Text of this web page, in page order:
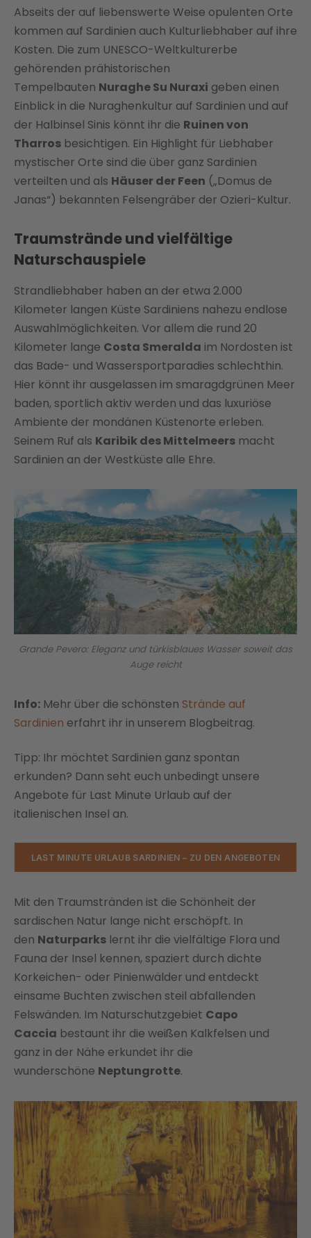
Abseits der auf liebenswerte Weise opulenten Orte
kommen auf Sardinien auch Kulturliebhaber auf ihre
Kosten. Die zum UNESCO-Weltkulturerbe
gehörenden prähistorischen
Tempelbauten Nuraghe Su Nuraxi geben einen
Einblick in die Nuraghenkultur auf Sardinien und auf
der Halbinsel Sinis könnt ihr die Ruinen von
Tharros besichtigen. Ein Highlight für Liebhaber
mystischer Orte sind die über ganz Sardinien
verteilten und als Häuser der Feen („Domus de
Janas“) bekannten Felsengräber der Ozieri-Kultur.
Traumstrände und vielfältige
Naturschauspiele
Strandliebhaber haben an der etwa 2.000
Kilometer langen Küste Sardiniens nahezu endlose
Auswahlmöglichkeiten. Vor allem die rund 20
Kilometer lange Costa Smeralda im Nordosten ist
das Bade- und Wassersportparadies schlechthin.
Hier könnt ihr ausgelassen im smaragdgrünen Meer
baden, sportlich aktiv werden und das luxuriöse
Ambiente der mondänen Küstenorte erleben.
Seinem Ruf als Karibik des Mittelmeers macht
Sardinien an der Westküste alle Ehre.
Grande Pevero: Eleganz und türkisblaues Wasser soweit das
Auge reicht
Info: Mehr über die schönsten Strände auf
Sardinien erfahrt ihr in unserem Blogbeitrag.
Tipp: Ihr möchtet Sardinien ganz spontan
erkunden? Dann seht euch unbedingt unsere
Angebote für Last Minute Urlaub auf der
italienischen Insel an.
LAST MINUTE URLAUB SARDINIEN – ZU DEN ANGEBOTEN
Mit den Traumstränden ist die Schönheit der
sardischen Natur lange nicht erschöpft. In
den Naturparks lernt ihr die vielfältige Flora und
Fauna der Insel kennen, spaziert durch dichte
Korkeichen- oder Pinienwälder und entdeckt
einsame Buchten zwischen steil abfallenden
Felswänden. Im Naturschutzgebiet Capo
Caccia bestaunt ihr die weißen Kalkfelsen und
ganz in der Nähe erkundet ihr die
wunderschöne Neptungrotte.